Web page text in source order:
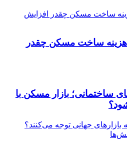
هزینه ساخت مسکن چقدر
ساختمانی؛ بازار مسکن با